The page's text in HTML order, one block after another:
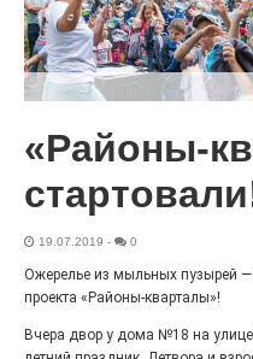
Чувство
28.07.2026
«Районы-
19.07.2019 - 0
Ожерелье из мыльных пузырей —
проекта «Районы-кварталы»!
Вчера двор у дома №18 на